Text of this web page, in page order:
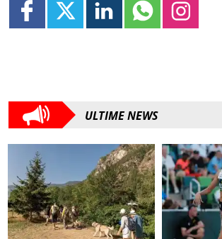
ULTIME NEWS